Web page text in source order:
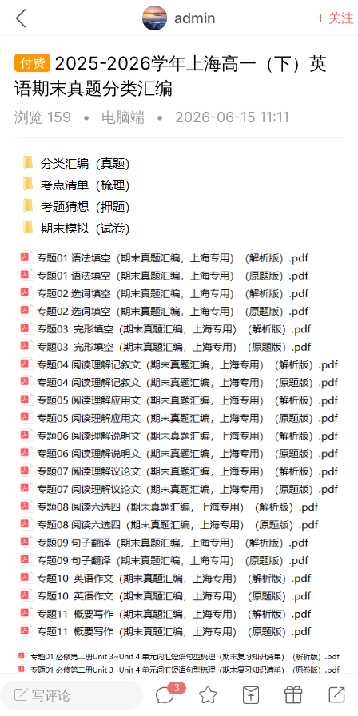
admin 关注
赚金币和题库券
加入上海学习交流群，资料免费领
上海高考
汇默写本附答案
0
初中英语
2027年上海市初中英语考
纲词汇天天练（共144页）
admin
上海高考
初中英语
写评论
3
2025-2026学年上海高一（下）英
语期末真题分类汇编
浏览 159 • 电脑端 • 2026-06-15 11:11